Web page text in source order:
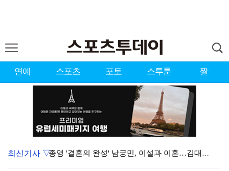
연예 스포츠 포토 스투툰 짤
종영 '결혼의 완성' 남궁민, 이설과 이혼…김대명·우지…
최신기사 ▽